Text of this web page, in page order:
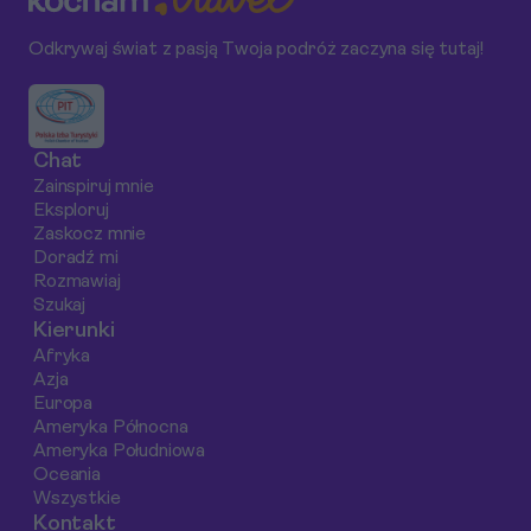
zatoczek i esencji
australijskiego stylu
życia.
eksploracji
miejsca warto
Odkrywaj świat z pasją Twoja podróż zaczyna się tutaj!
Chat
Zainspiruj mnie
Eksploruj
Zaskocz mnie
Doradź mi
Rozmawiaj
Szukaj
Kierunki
Afryka
Azja
Europa
Ameryka Północna
Ameryka Południowa
Oceania
Wszystkie
Kontakt